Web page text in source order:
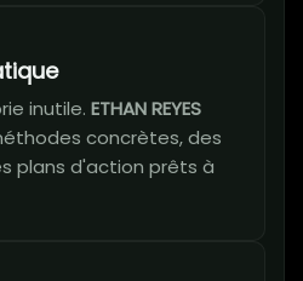
inutile. ETHAN REYES
concrètes, des
plans d'action prêts à